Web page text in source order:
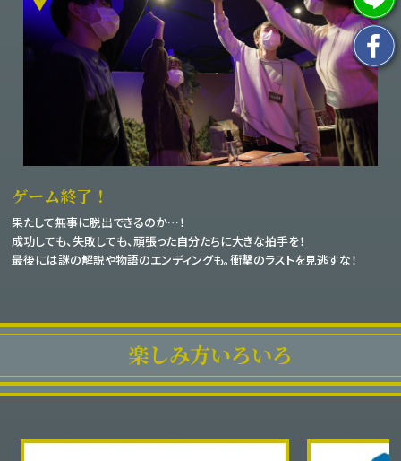
ゲーム終了！
果たして無事に脱出できるのか…！
成功しても、失敗しても、頑張った自分たちに大きな拍手を！
最後には謎の解説や物語のエンディングも。衝撃のラストを見逃すな！
楽しみ方いろいろ